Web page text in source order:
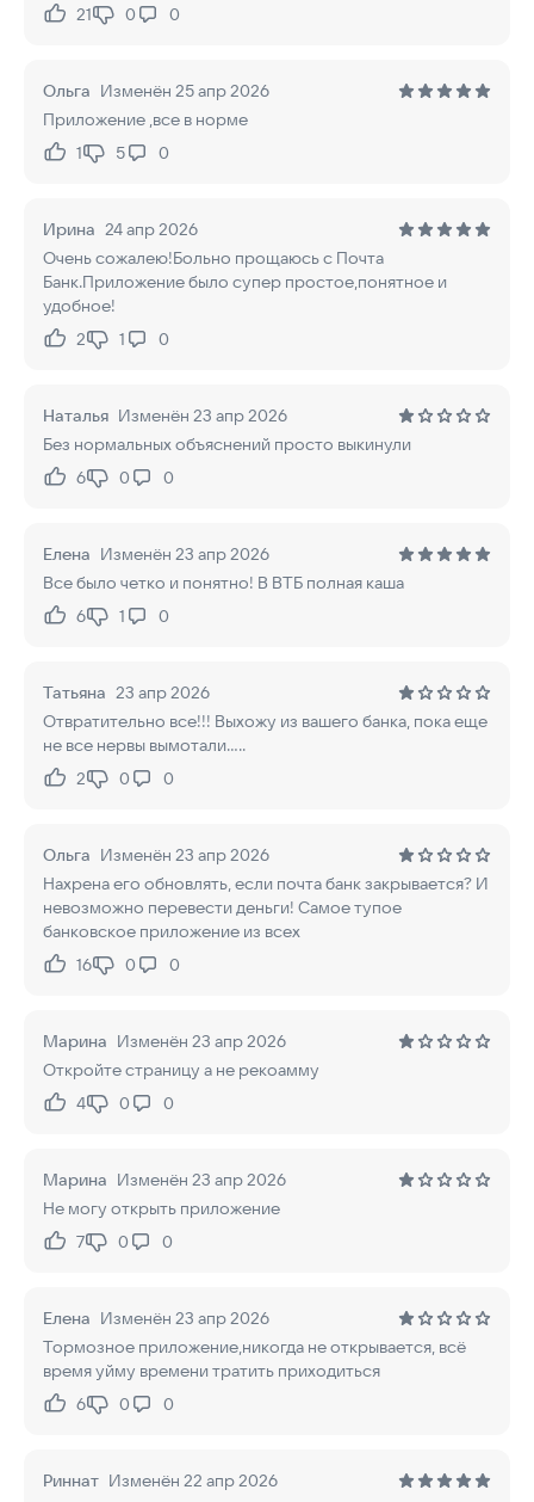
Нравится:
21Не нравится:
0 0
Ольга Изменён 25 апр 2026
Приложение ,все в норме
Нравится:
1Не нравится:
5 0
Ирина 24 апр 2026
Очень сожалею!Больно прощаюсь с Почта
Банк.Приложение было супер простое,понятное и
удобное!
Нравится:
2Не нравится:
1 0
Наталья Изменён 23 апр 2026
Без нормальных объяснений просто выкинули
Нравится:
6Не нравится:
0 0
Елена Изменён 23 апр 2026
Все было четко и понятно! В ВТБ полная каша
Нравится:
6Не нравится:
1 0
Татьяна 23 апр 2026
Отвратительно все!!! Выхожу из вашего банка, пока еще
не все нервы вымотали.....
Нравится:
2Не нравится:
0 0
Ольга Изменён 23 апр 2026
Нахрена его обновлять, если почта банк закрывается? И
невозможно перевести деньги! Самое тупое
банковское приложение из всех
Нравится:
16Не нравится:
0 0
Марина Изменён 23 апр 2026
Откройте страницу а не рекоамму
Нравится:
4Не нравится:
0 0
Марина Изменён 23 апр 2026
Не могу открыть приложение
Нравится:
7Не нравится:
0 0
Елена Изменён 23 апр 2026
Тормозное приложение,никогда не открывается, всё
время уйму времени тратить приходиться
Нравится:
6Не нравится:
0 0
Риннат Изменён 22 апр 2026